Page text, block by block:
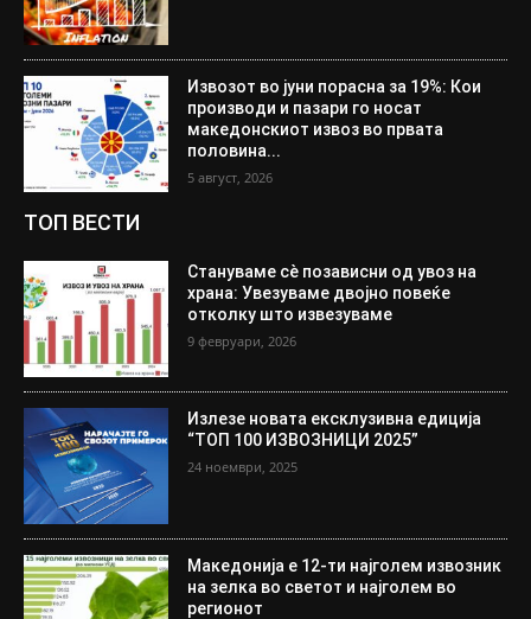
Извозот во јуни порасна за 19%: Кои
производи и пазари го носат
македонскиот извоз во првата
половина...
5 август, 2026
ТОП ВЕСТИ
Стануваме сè позависни од увоз на
храна: Увезуваме двојно повеќе
отколку што извезуваме
9 февруари, 2026
Излезе новата ексклузивна едиција
“ТОП 100 ИЗВОЗНИЦИ 2025”
24 ноември, 2025
Македонија е 12-ти најголем извозник
на зелка во светот и најголем во
регионот